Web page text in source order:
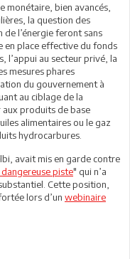
monétaire, bien avancés,
la question des
l’énergie feront sans
en place effective du fonds
l’appui au secteur privé, la
mesures phares
du gouvernement à
au ciblage de la
aux produits de base
alimentaires ou le gaz
hydrocarbures.
avait mis en garde contre
piste" qui n’a
Cette position,
lors d’un webinaire